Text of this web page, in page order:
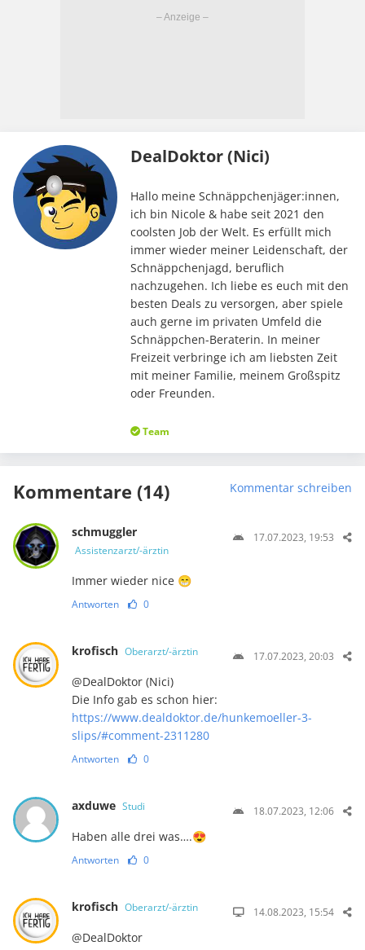
DealDoktor (Nici)
Hallo meine Schnäppchenjäger:innen,
ich bin Nicole & habe seit 2021 den
coolsten Job der Welt. Es erfüllt mich
immer wieder meiner Leidenschaft, der
Schnäppchenjagd, beruflich
nachzugehen. Ich liebe es euch mit den
besten Deals zu versorgen, aber spiele
auch gerne im privaten Umfeld die
Schnäppchen-Beraterin. In meiner
Freizeit verbringe ich am liebsten Zeit
mit meiner Familie, meinem Großspitz
oder Freunden.
Team
Kommentare (14) Kommentar schreiben
schmuggler
Assistenzarzt/-ärztin
17.07.2023, 19:53
Immer wieder nice 😁
Antworten 0
krofisch Oberarzt/-ärztin 17.07.2023, 20:03
@DealDoktor (Nici)
Die Info gab es schon hier:
https://www.dealdoktor.de/hunkemoeller-3-
slips/#comment-2311280
Antworten 0
axduwe Studi 18.07.2023, 12:06
Haben alle drei was….😍
Antworten 0
krofisch Oberarzt/-ärztin 14.08.2023, 15:54
@DealDoktor